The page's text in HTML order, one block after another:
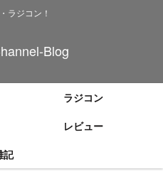
ラジコン！
Blog
ラジコン
レビュー
記